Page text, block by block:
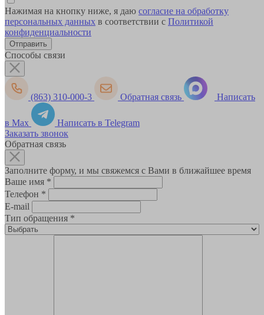
Нажимая на кнопку ниже, я даю согласие на обработку
персональных данных в соответствии с Политикой
конфиденциальности
Способы связи
(863) 310-000-3 Обратная связь Написать
в Max
Написать в Telegram
Заказать звонок
Обратная связь
Заполните форму, и мы свяжемся с Вами в ближайшее время
Ваше имя *
Телефон *
E-mail
Тип обращения *